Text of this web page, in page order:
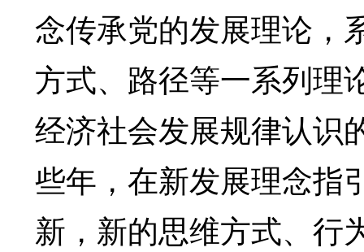
念传承党的发展理论，
方式、路径等一系列理
经济社会发展规律认识
些年，在新发展理念指
新，新的思维方式、行